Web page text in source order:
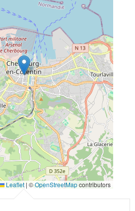
Leaflet | ©OpenStreetMapcontributors